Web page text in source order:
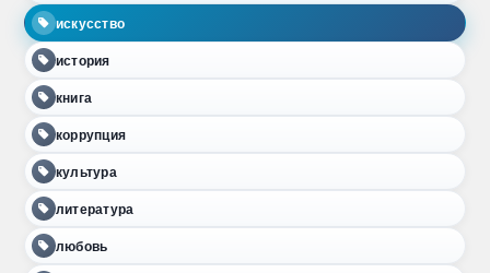
искусство
история
книга
коррупция
культура
литература
любовь